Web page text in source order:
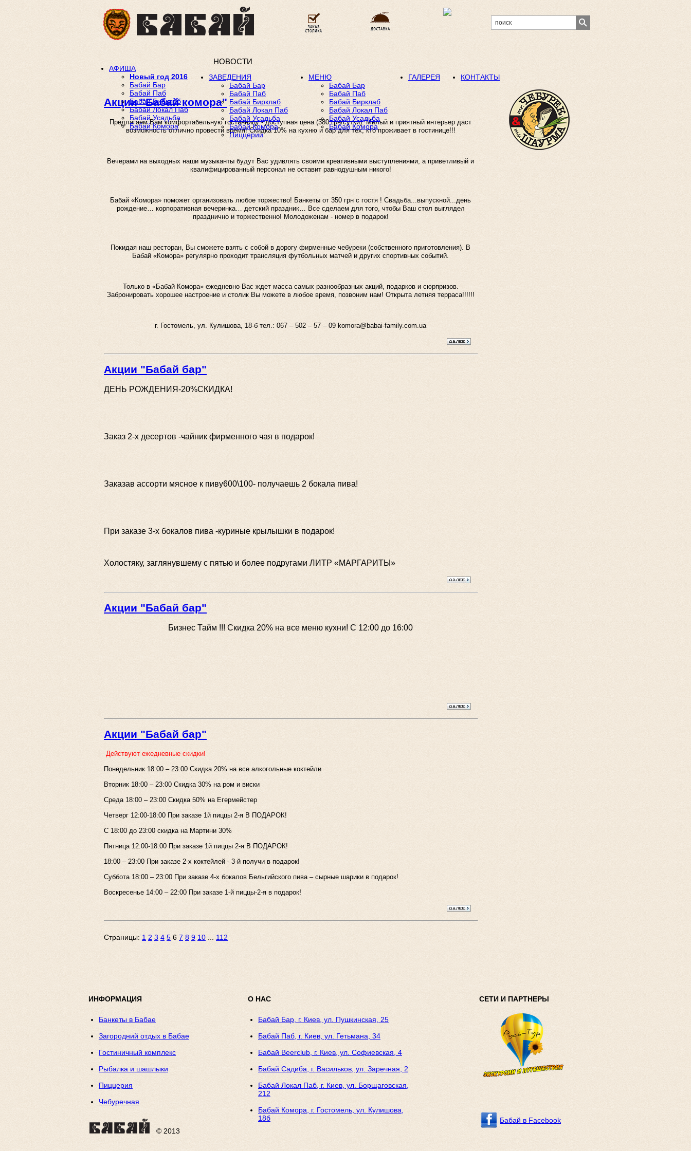
НОВОСТИ
АФИША
Новый год 2016
Бабай Бар
Бабай Паб
Бабай Бирклаб
Бабай Локал Паб
Бабай Усадьба
Бабай Комора
ЗАВЕДЕНИЯ
Бабай Бар
Бабай Паб
Бабай Бирклаб
Бабай Локал Паб
Бабай Усадьба
Бабай Комора
Пиццерии
МЕНЮ
Бабай Бар
Бабай Паб
Бабай Бирклаб
Бабай Локал Паб
Бабай Усадьба
Бабай Комора
ГАЛЕРЕЯ КОНТАКТЫ
Акции "Бабай комора"
Предлагаем Вам комфортабельную гостинницу - доступная цена (380 грн/сутки). Милый и приятный интерьер даст
возможность отлично провести время! Скидка 10% на кухню и бар для тех, кто проживает в гостинице!!!
Вечерами на выходных наши музыканты будут Вас удивлять своими креативными выступлениями, а приветливый и
квалифицированный персонал не оставит равнодушным никого!
Бабай «Комора» поможет организовать любое торжество! Банкеты от 350 грн с гостя ! Свадьба...выпускной...день
рождение… корпоративная вечеринка… детский праздник… Все сделаем для того, чтобы Ваш стол выглядел
празднично и торжественно! Молодоженам - номер в подарок!
Покидая наш ресторан, Вы сможете взять с собой в дорогу фирменные чебуреки (собственного приготовления). В
Бабай «Комора» регулярно проходит трансляция футбольных матчей и других спортивных событий.
Только в «Бабай Комора» ежедневно Вас ждет масса самых разнообразных акций, подарков и сюрпризов.
Забронировать хорошее настроение и столик Вы можете в любое время, позвоним нам! Открыта летняя терраса!!!!!!
г. Гостомель, ул. Кулишова, 18-б тел.: 067 – 502 – 57 – 09 komora@babai-family.com.ua
Акции "Бабай бар"
ДЕНЬ РОЖДЕНИЯ-20%СКИДКА!
Заказ 2-х десертов -чайник фирменного чая в подарок!
Заказав ассорти мясное к пиву600\100- получаешь 2 бокала пива!
При заказе 3-х бокалов пива -куриные крылышки в подарок!
Холостяку, заглянувшему с пятью и более подругами ЛИТР «МАРГАРИТЫ»
Акции "Бабай бар"
Бизнес Тайм !!! Скидка 20% на все меню кухни! С 12:00 до 16:00
Акции "Бабай бар"
Действуют ежедневные скидки!
Понедельник 18:00 – 23:00 Скидка 20% на все алкогольные коктейли
Вторник 18:00 – 23:00 Скидка 30% на ром и виски
Среда 18:00 – 23:00 Скидка 50% на Егермейстер
Четверг 12:00-18:00 При заказе 1й пиццы 2-я В ПОДАРОК!
С 18:00 до 23:00 скидка на Мартини 30%
Пятница 12:00-18:00 При заказе 1й пиццы 2-я В ПОДАРОК!
18:00 – 23:00 При заказе 2-х коктейлей - 3-й получи в подарок!
Суббота 18:00 – 23:00 При заказе 4-х бокалов Бельгийского пива – сырные шарики в подарок!
Воскресенье 14:00 – 22:00 При заказе 1-й пиццы-2-я в подарок!
Страницы: 1 2 3 4 5 6 7 8 9 10 ... 112
© 2013
ИНФОРМАЦИЯ
Банкеты в Бабае
Загородний отдых в Бабае
Гостиничный комплекс
Рыбалка и шашлыки
Пиццерия
Чебуречная
О НАС
Бабай Бар, г. Киев, ул. Пушкинская, 25
Бабай Паб, г. Киев, ул. Гетьмана, 34
Бабай Beerclub, г. Киев, ул. Софиевская, 4
Бабай Садиба, г. Васильков, ул. Заречная, 2
Бабай Локал Паб, г. Киев, ул. Борщаговская,
212
Бабай Комора, г. Гостомель, ул. Кулишова,
18б
СЕТИ И ПАРТНЕРЫ
Бабай в Facebook